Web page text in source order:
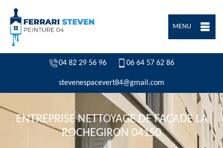
MENU
04 82 29 56 96 06 64 57 62 86
stevenespacevert84@gmail.com
ENTREPRISE NETTOYAGE DE FAÇADE LA
ROCHEGIRON 04150